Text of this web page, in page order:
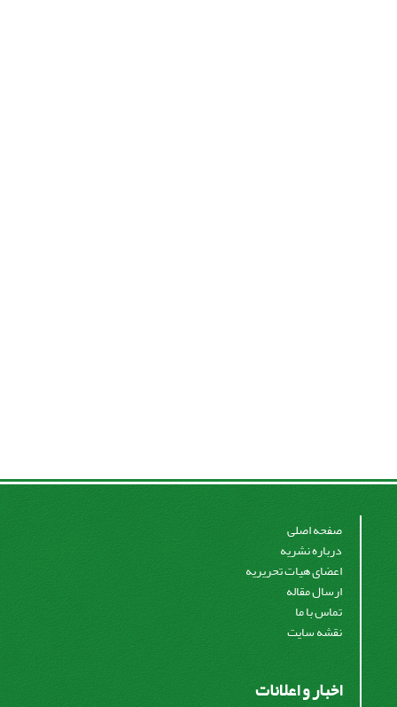
صفحه اصلی
درباره نشریه
اعضای هیات تحریریه
ارسال مقاله
تماس با ما
نقشه سایت
اخبار و اعلانات